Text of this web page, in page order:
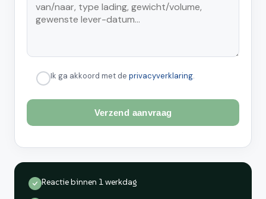
Ik ga akkoord met de privacyverklaring.
Reactie binnen 1 werkdag